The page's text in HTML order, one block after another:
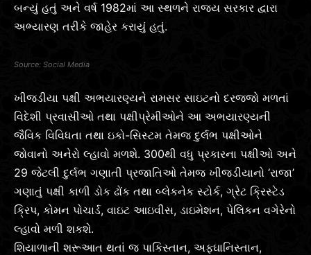
બન્યું હતું અને વર્ષ 1982માં આ સ્થળને રાજ્ય સરકાર દ્વારા
અભ્યારણ તરીકે જાહેર કરાયું હતું.
Social Media
ખીજડીયા પક્ષી અભયારણ્યને રામસર સાઇટનો દરજજો મળતાં
વિદેશી પ્રવાસીઓ તથા પક્ષીપ્રેમીઓને આ અભયારણ્યની
જૈવિક વિવિધતા તથા ઇકો-સિસ્ટમ તેમજ દુર્લભ પક્ષીઓને
જોવાનો અનેરો લ્હાવો મળશે. 300થી વધુ પ્રકારના પક્ષીઓ અને
29 જેટલી દુર્લભ ગણાતી પ્રજાતિઓ તેમજ ખીજડીયાનો ‘રાજા’
ગણાતું પક્ષી કાળી ડોક ઢોંક તથા બ્લેકનેક સ્ટોર્ક, ગ્રેટ ક્રિસ્ટેડ
ક્રિપ, કોમન પોચાર્ડ, વાઇટ આઇવીસ, ડાઇમેશન, પેલિકન વગેરેનો
લ્હાવો મળી શકશે.
શિયાળાની શરૂઆત થતાં જ પાકિસ્તાન, અફઘાનિસ્તાન,